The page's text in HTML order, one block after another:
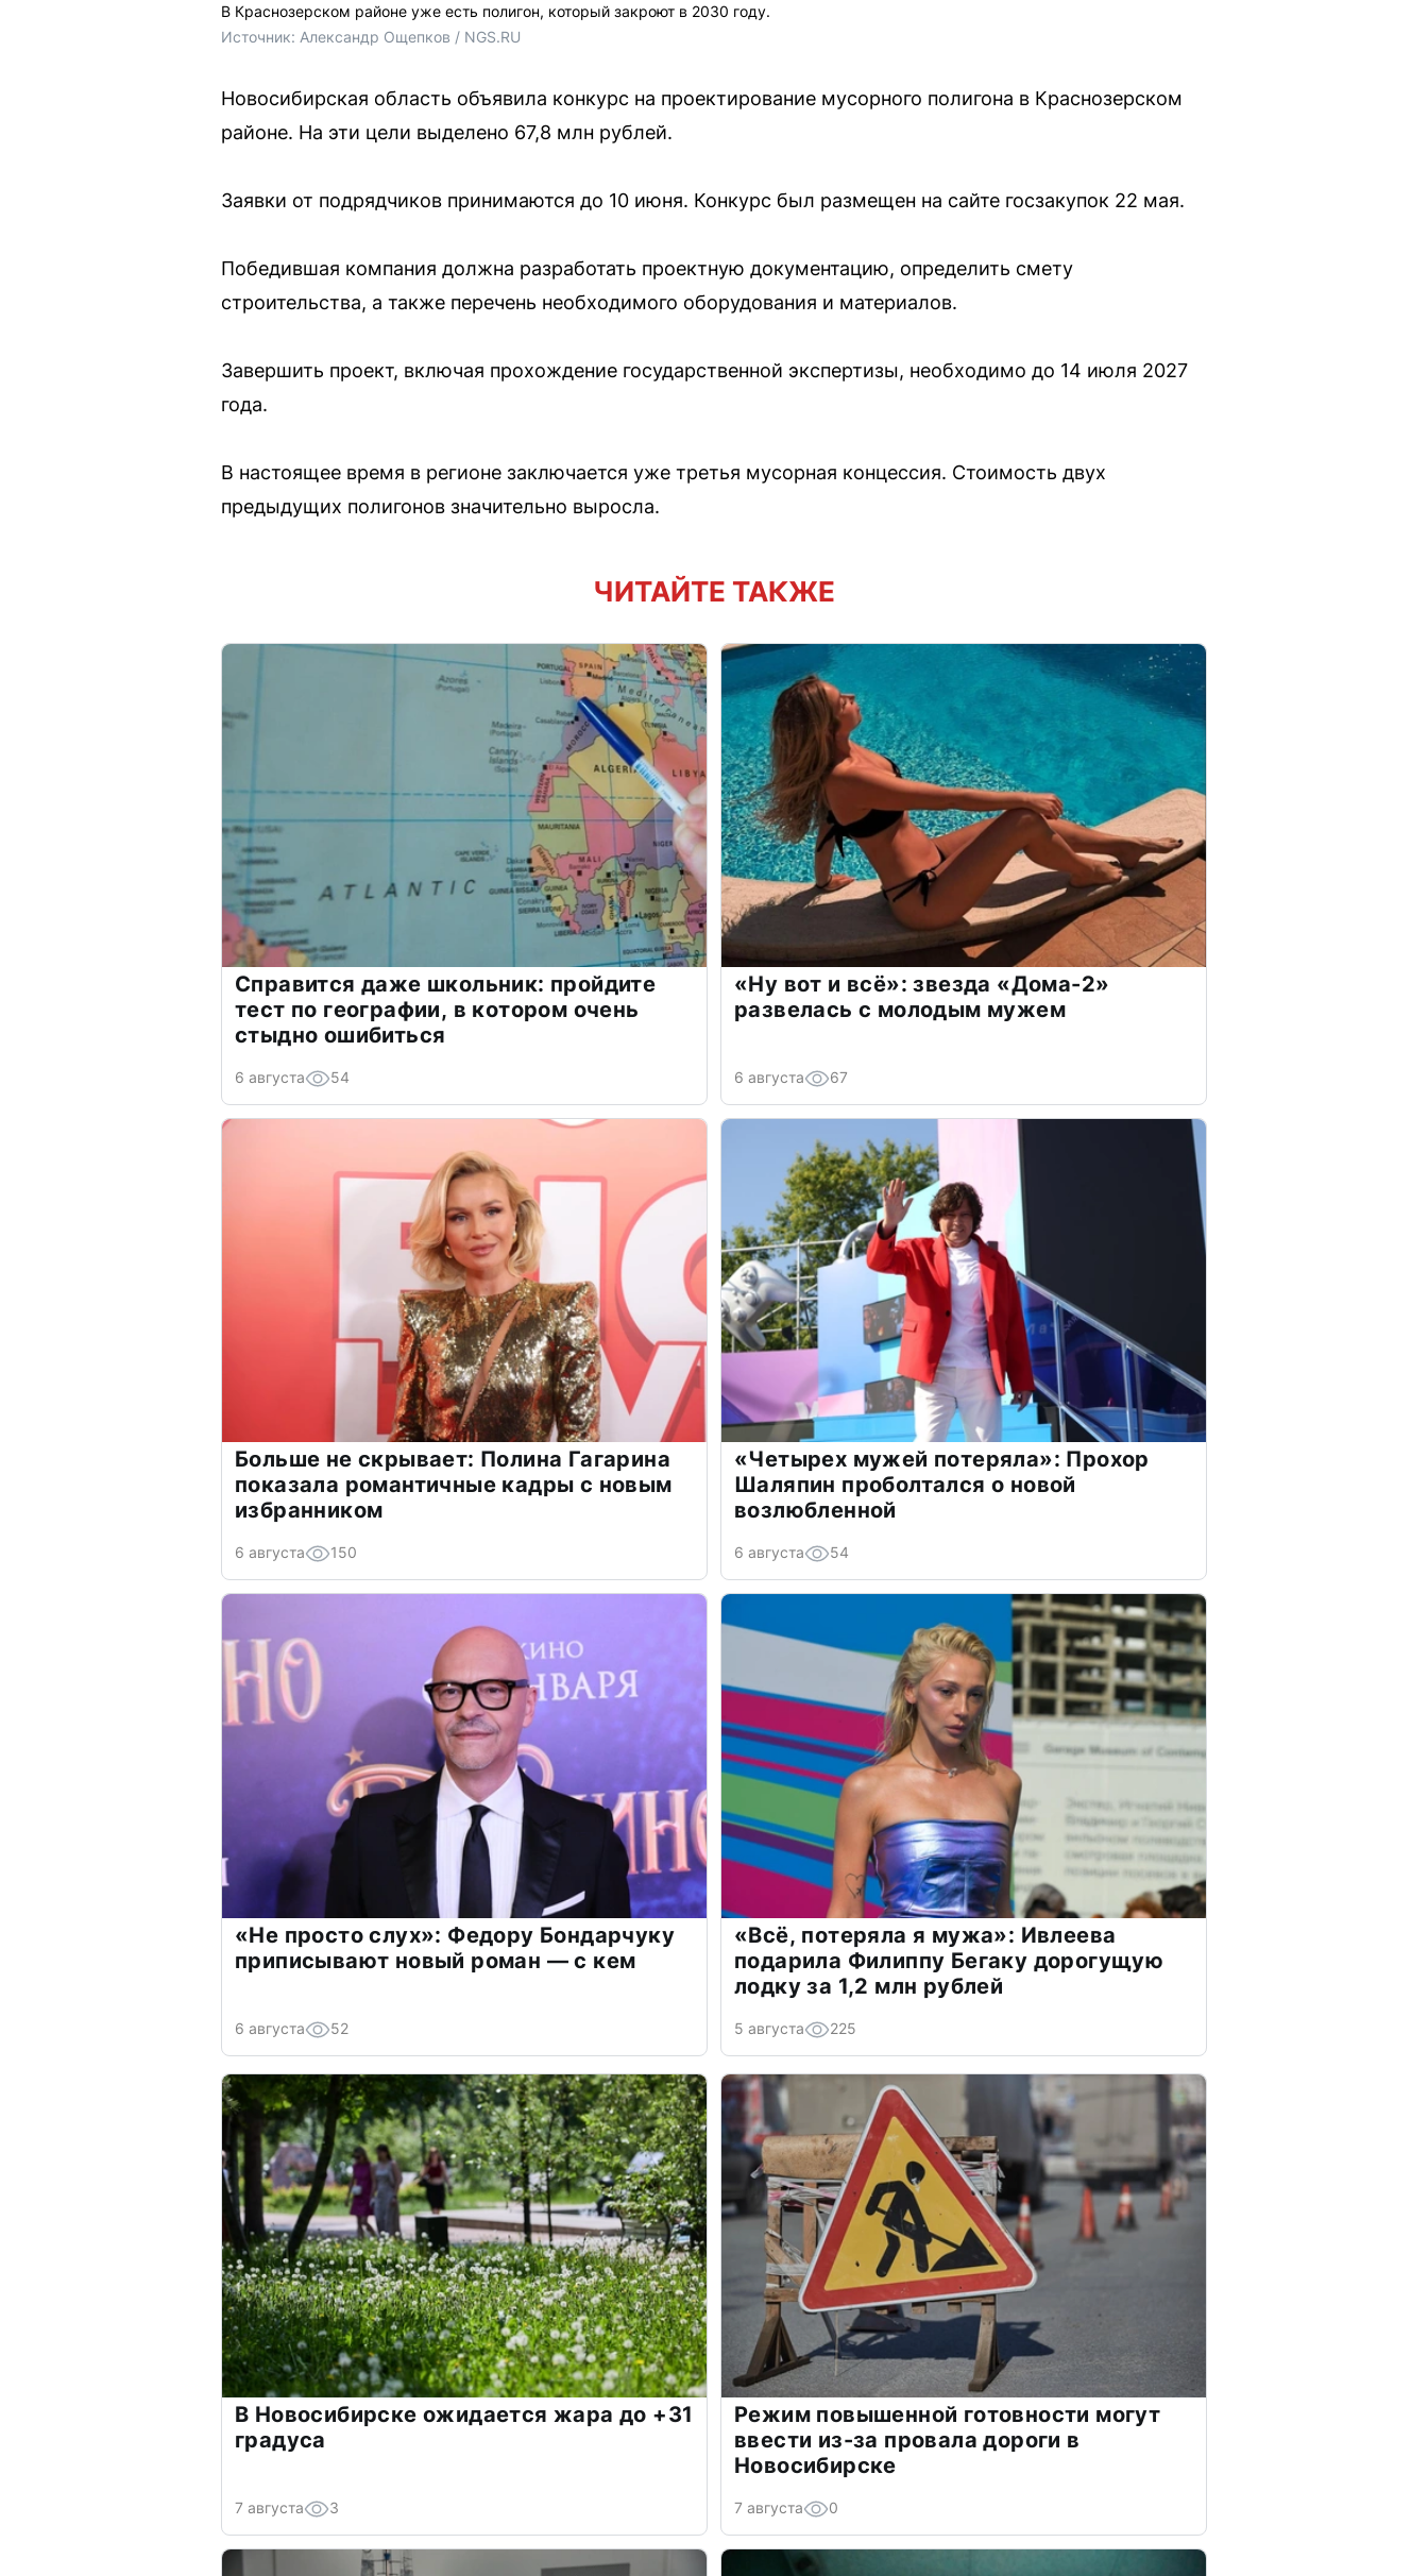
В Краснозерском районе уже есть полигон, который закроют в 2030 году.
Источник: Александр Ощепков / NGS.RU
Новосибирская область объявила конкурс на проектирование мусорного полигона в Краснозерском
районе. На эти цели выделено 67,8 млн рублей.
Заявки от подрядчиков принимаются до 10 июня. Конкурс был размещен на сайте госзакупок 22 мая.
Победившая компания должна разработать проектную документацию, определить смету
строительства, а также перечень необходимого оборудования и материалов.
Завершить проект, включая прохождение государственной экспертизы, необходимо до 14 июля 2027
года.
В настоящее время в регионе заключается уже третья мусорная концессия. Стоимость двух
предыдущих полигонов значительно выросла.
ЧИТАЙТЕ ТАКЖЕ
Справится даже школьник: пройдите
тест по географии, в котором очень
стыдно ошибиться
6 августа 54
«Ну вот и всё»: звезда «Дома-2»
развелась с молодым мужем
6 августа 67
Больше не скрывает: Полина Гагарина
показала романтичные кадры с новым
избранником
6 августа 150
«Четырех мужей потеряла»: Прохор
Шаляпин проболтался о новой
возлюбленной
6 августа 54
«Не просто слух»: Федору Бондарчуку
приписывают новый роман — с кем
6 августа 52
«Всё, потеряла я мужа»: Ивлеева
подарила Филиппу Бегаку дорогущую
лодку за 1,2 млн рублей
5 августа 225
В Новосибирске ожидается жара до +31
градуса
7 августа 3
Режим повышенной готовности могут
ввести из-за провала дороги в
Новосибирске
7 августа 0